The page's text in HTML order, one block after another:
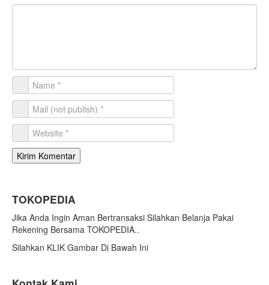
TOKOPEDIA
Jika Anda Ingin Aman Bertransaksi Silahkan Belanja Pakai
Rekening Bersama TOKOPEDIA..
Silahkan KLIK Gambar Di Bawah Ini